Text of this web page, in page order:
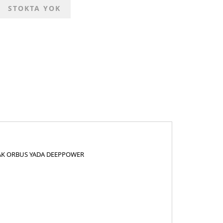
STOKTA YOK
ORBUS YADA DEEPPOWER